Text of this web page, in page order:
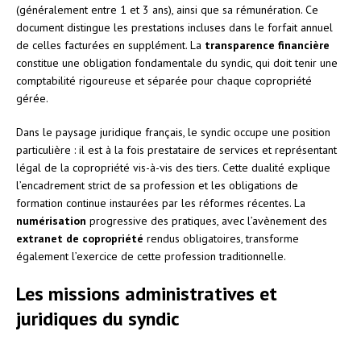
(généralement entre 1 et 3 ans), ainsi que sa rémunération. Ce
document distingue les prestations incluses dans le forfait annuel
de celles facturées en supplément. La transparence financière
constitue une obligation fondamentale du syndic, qui doit tenir une
comptabilité rigoureuse et séparée pour chaque copropriété
gérée.
Dans le paysage juridique français, le syndic occupe une position
particulière : il est à la fois prestataire de services et représentant
légal de la copropriété vis-à-vis des tiers. Cette dualité explique
l’encadrement strict de sa profession et les obligations de
formation continue instaurées par les réformes récentes. La
numérisation progressive des pratiques, avec l’avènement des
extranet de copropriété rendus obligatoires, transforme
également l’exercice de cette profession traditionnelle.
Les missions administratives et
juridiques du syndic